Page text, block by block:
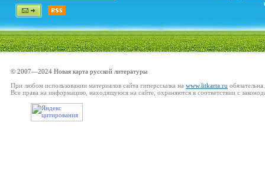
© 2007—2024 Новая карта русской литературы
При любом использовании материалов сайта гиперссылка на www.litkarta.ru обязательна.
Все права на информацию, находящуюся на сайте, охраняются в соответствии с